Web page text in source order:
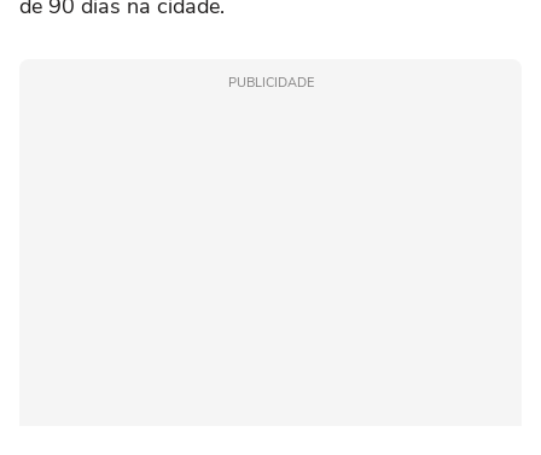
PUBLICIDADE